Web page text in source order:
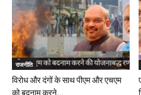
राजनीति
विरोध और दंगों के साथ पीएम और एचएम
को बदनाम करने...